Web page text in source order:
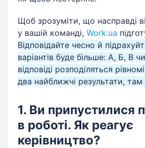
Щоб зрозуміти, що насправді
у вашій команді, Work.ua
Відповідайте чесно й
варіантів буде більше: А, Б, В
відповіді розподіляться
два найближчі результати,
1. Ви припустилися
в роботі. Як реагує
керівництво?